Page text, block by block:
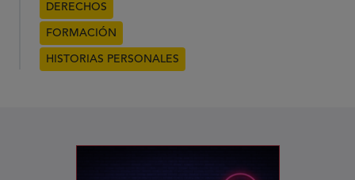
DERECHOS
FORMACIÓN
HISTORIAS PERSONALES